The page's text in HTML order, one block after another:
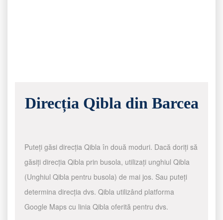
Direcția Qibla din Barcea
Puteți găsi direcția Qibla în două moduri. Dacă doriți să
găsiți direcția Qibla prin busola, utilizați unghiul Qibla
(Unghiul Qibla pentru busola) de mai jos. Sau puteți
determina direcția dvs. Qibla utilizând platforma
Google Maps cu linia Qibla oferită pentru dvs.